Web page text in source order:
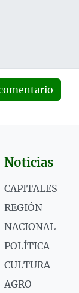
Noticias
CAPITALES
REGIÓN
NACIONAL
POLÍTICA
CULTURA
AGRO